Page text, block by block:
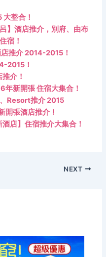
大整合！
】酒店推介，別府、由布
宿！
推介 2014-2015！
2015！
介！
年新開張 住宿大集合！
Resort推介 2015
開張酒店推介！
店】住宿推介大集合！
NEXT